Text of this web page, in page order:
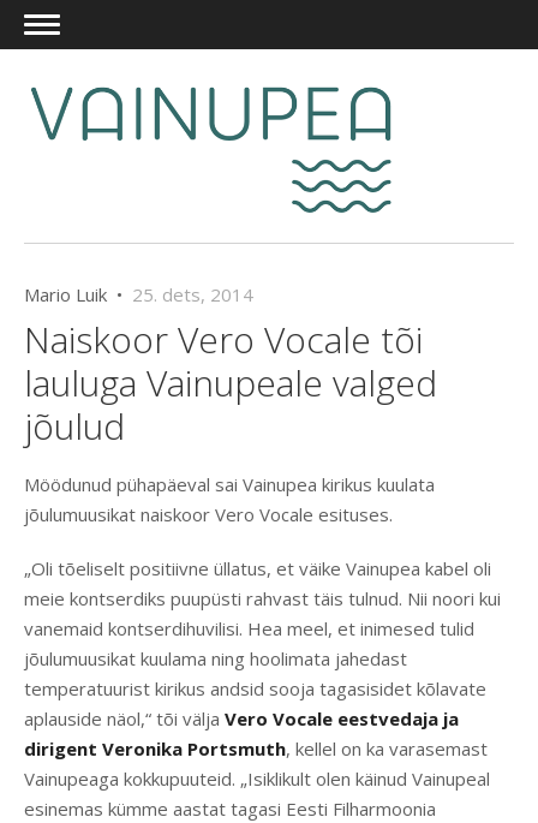
Mario Luik • 25. dets, 2014
Naiskoor Vero Vocale tõi
lauluga Vainupeale valged
jõulud
Möödunud pühapäeval sai Vainupea kirikus kuulata
jõulumuusikat naiskoor Vero Vocale esituses.
„Oli tõeliselt positiivne üllatus, et väike Vainupea kabel oli
meie kontserdiks puupüsti rahvast täis tulnud. Nii noori kui
vanemaid kontserdihuvilisi. Hea meel, et inimesed tulid
jõulumuusikat kuulama ning hoolimata jahedast
temperatuurist kirikus andsid sooja tagasisidet kõlavate
aplauside näol,“ tõi välja Vero Vocale eestvedaja ja
dirigent Veronika Portsmuth, kellel on ka varasemast
Vainupeaga kokkupuuteid. „Isiklikult olen käinud Vainupeal
esinemas kümme aastat tagasi Eesti Filharmoonia